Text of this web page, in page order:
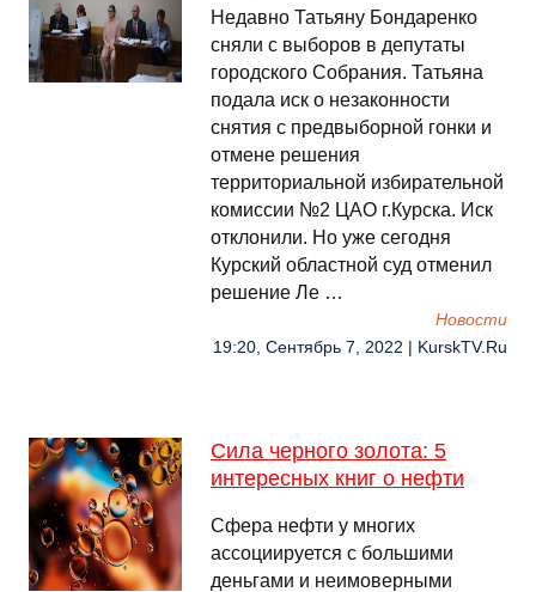
Недавно Татьяну Бондаренко
сняли с выборов в депутаты
городского Собрания. Татьяна
подала иск о незаконности
снятия с предвыборной гонки и
отмене решения
территориальной избирательной
комиссии №2 ЦАО г.Курска. Иск
отклонили. Но уже сегодня
Курский областной суд отменил
решение Ле …
Новости
19:20, Сентябрь 7, 2022 | KurskTV.Ru
Сила черного золота: 5
интересных книг о нефти
Сфера нефти у многих
ассоциируется с большими
деньгами и неимоверными